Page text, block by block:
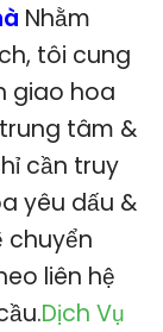
Nhằm
tôi cung
giao hoa
tâm &
cần truy
yêu dấu &
chuyển
liên hệ
Dịch Vụ